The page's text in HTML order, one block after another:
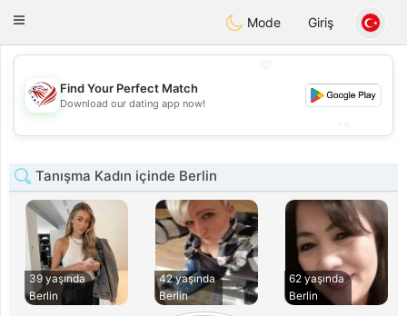
Dating
Toggle
Mode Giriş
💖
💕
Find Your Perfect Match
Download our dating app now!
Tanışma Kadın içinde Berlin
39 yaşında
Berlin
42 yaşında
Berlin
62 yaşında
Berlin